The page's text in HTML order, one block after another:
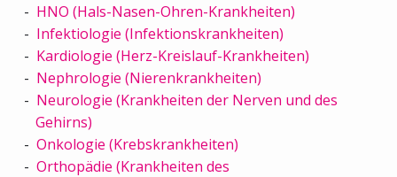
HNO (Hals-Nasen-Ohren-Krankheiten)
Infektiologie (Infektionskrankheiten)
Kardiologie (Herz-Kreislauf-Krankheiten)
Nephrologie (Nierenkrankheiten)
Neurologie (Krankheiten der Nerven und des
Gehirns)
Onkologie (Krebskrankheiten)
Orthopädie (Krankheiten des